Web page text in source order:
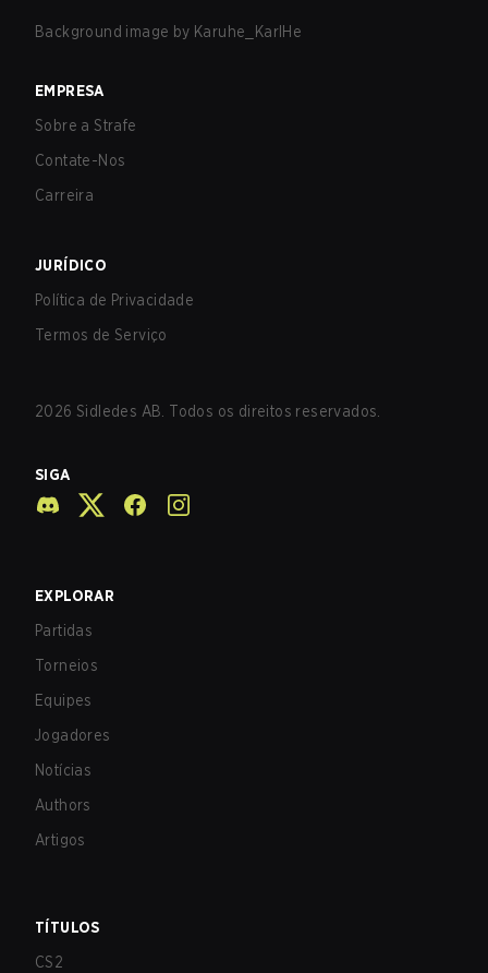
Background image by Karuhe_KarlHe
EMPRESA
Sobre a Strafe
Contate-Nos
Carreira
JURÍDICO
Política de Privacidade
Termos de Serviço
2026 Sidledes AB. Todos os direitos reservados.
SIGA
EXPLORAR
Partidas
Torneios
Equipes
Jogadores
Notícias
Authors
Artigos
TÍTULOS
CS2